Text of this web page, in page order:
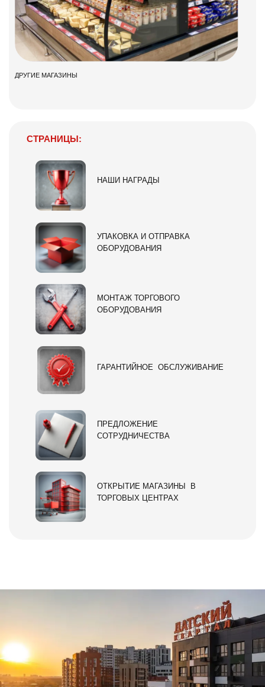
ДРУГИЕ МАГАЗИНЫ
СТРАНИЦЫ:
НАШИ НАГРАДЫ
УПАКОВКА И ОТПРАВКА
ОБОРУДОВАНИЯ
МОНТАЖ ТОРГОВОГО
ОБОРУДОВАНИЯ
ГАРАНТИЙНОЕ ОБСЛУЖИВАНИЕ
ПРЕДЛОЖЕНИЕ
СОТРУДНИЧЕСТВА
ОТКРЫТИЕ МАГАЗИНЫ В
ТОРГОВЫХ ЦЕНТРАХ